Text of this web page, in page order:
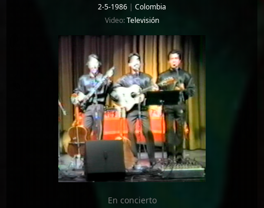
2-5-1986|Colombia
Video:Televisión
En concierto